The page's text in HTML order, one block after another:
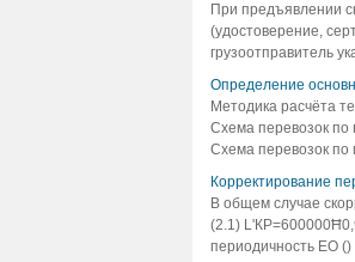
При предъявлении
(удостоверение,
грузоотправитель
Определение
Методика расчёта
Схема перевозок
Схема перевозок
Корректирование
В общем случае
(2.1)
периодичность ЕО ()